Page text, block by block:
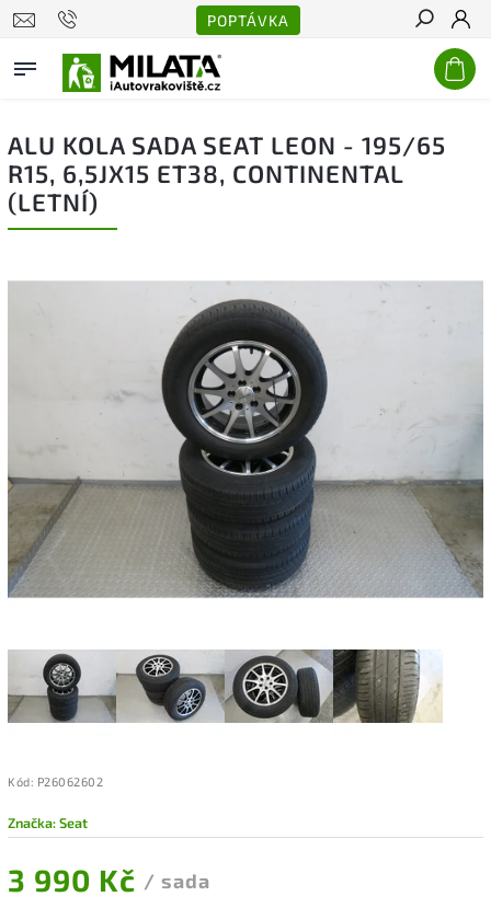
POPTÁVKA
Hledat
ALU KOLA SADA SEAT LEON - 195/65
R15, 6,5JX15 ET38, CONTINENTAL
(LETNÍ)
Kód: P26062602
Značka:Seat
3 990 Kč / sada